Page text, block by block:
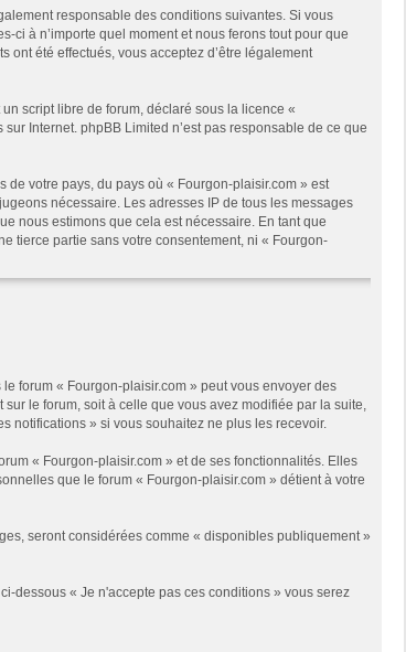
responsable des conditions suivantes. Si vous
ci à n’importe quel moment et nous ferons tout pour que
ont été effectués, vous acceptez d’être légalement
script libre de forum, déclaré sous la licence «
Internet. phpBB Limited n’est pas responsable de ce que
votre pays, du pays où « Fourgon-plaisir.com » est
nécessaire. Les adresses IP de tous les messages
nous estimons que cela est nécessaire. En tant que
tierce partie sans votre consentement, ni « Fourgon-
forum « Fourgon-plaisir.com » peut vous envoyer des
le forum, soit à celle que vous avez modifiée par la suite,
notifications » si vous souhaitez ne plus les recevoir.
« Fourgon-plaisir.com » et de ses fonctionnalités. Elles
que le forum « Fourgon-plaisir.com » détient à votre
seront considérées comme « disponibles publiquement »
dessous « Je n'accepte pas ces conditions » vous serez